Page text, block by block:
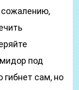
сожалению,
под
гибнет сам, но